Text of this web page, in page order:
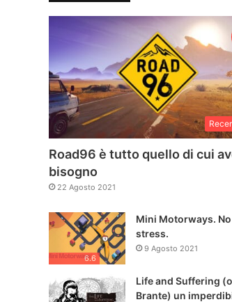
Road96 è tutto quello di cui
bisogno
22 Agosto 2021
6.6
Mini Motorways. No
stress.
9 Agosto 2021
Life and Suffering
Brante) un